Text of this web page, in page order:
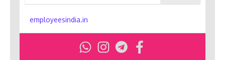
employeesindia.in